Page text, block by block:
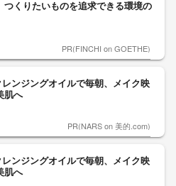
つくりたいものを追求できる環境の
PR(FINCHI on GOETHE)
レンジングオイルで毎朝、メイク映
肌へ
PR(NARS on 美的.com)
レンジングオイルで毎朝、メイク映
肌へ